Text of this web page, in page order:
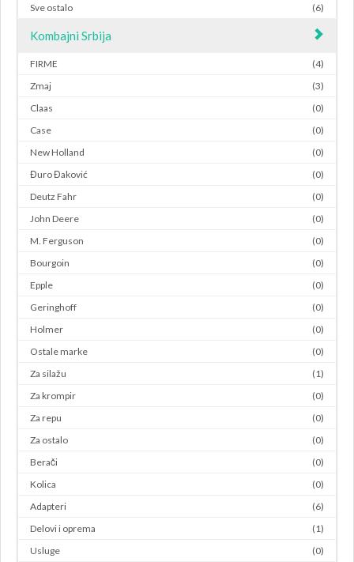
Sve ostalo
(6)
Kombajni Srbija
FIRME
(4)
Zmaj
(3)
Claas
(0)
Case
(0)
New Holland
(0)
Đuro Đaković
(0)
Deutz Fahr
(0)
John Deere
(0)
M. Ferguson
(0)
Bourgoin
(0)
Epple
(0)
Geringhoff
(0)
Holmer
(0)
Ostale marke
(0)
Za silažu
(1)
Za krompir
(0)
Za repu
(0)
Za ostalo
(0)
Berači
(0)
Kolica
(0)
Adapteri
(6)
Delovi i oprema
(1)
Usluge
(0)